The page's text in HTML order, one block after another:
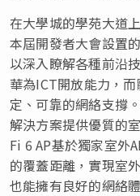
在大學城的學苑大道
本屆開發者大會設置
以深入瞭解各種前沿
華為ICT開放能力，
定、可靠的網絡支撐
解決方案提供優質的
Fi 6 AP基於獨家室外
的覆蓋距離，實現室
也能擁有良好的網絡